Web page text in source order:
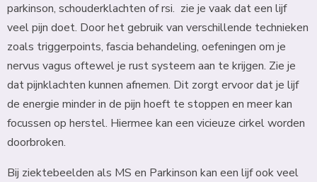
parkinson, schouderklachten of rsi. zie je vaak dat een lijf
veel pijn doet. Door het gebruik van verschillende technieken
zoals triggerpoints, fascia behandeling, oefeningen om je
nervus vagus oftewel je rust systeem aan te krijgen. Zie je
dat pijnklachten kunnen afnemen. Dit zorgt ervoor dat je lijf
de energie minder in de pijn hoeft te stoppen en meer kan
focussen op herstel. Hiermee kan een vicieuze cirkel worden
doorbroken.
Bij ziektebeelden als MS en Parkinson kan een lijf ook veel